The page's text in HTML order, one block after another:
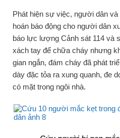
Phát hiện sự việc, người dân
hoán báo động cho người dân
báo lực lượng Cảnh sát 114 và
xách tay để chữa cháy nhưng
gian ngắn, đám cháy đã phát
dày đặc tỏa ra xung quanh, đe
có mặt trong ngôi nhà.